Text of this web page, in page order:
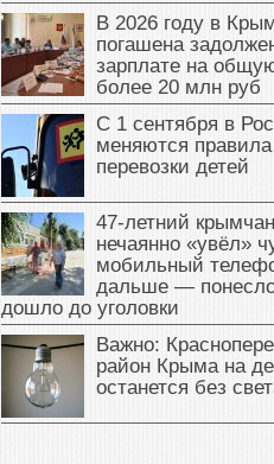
В 2026 году в
погашена
зарплате на
более 20 млн руб
С 1 сентября в
меняются правила
перевозки детей
47‑летний
нечаянно «увёл»
мобильный
дальше —
дошло до уголовки
Важно:
район Крыма на
останется без